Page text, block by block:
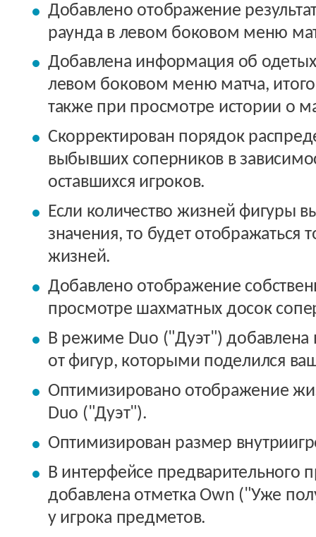
Добавлено отображение
раунда в левом боковом меню
Добавлена информация об
левом боковом меню матча,
также при просмотре истории о
Скорректирован порядок
выбывших соперников в
оставшихся игроков.
Если количество жизней фигуры
значения, то будет отображаться
жизней.
Добавлено отображение
просмотре шахматных досок
В режиме Duo ("Дуэт") добавлена
от фигур, которыми поделился
Оптимизировано отображение
Duo ("Дуэт").
Оптимизирован размер
В интерфейсе предварительного
добавлена отметка Own ("Уже
у игрока предметов.